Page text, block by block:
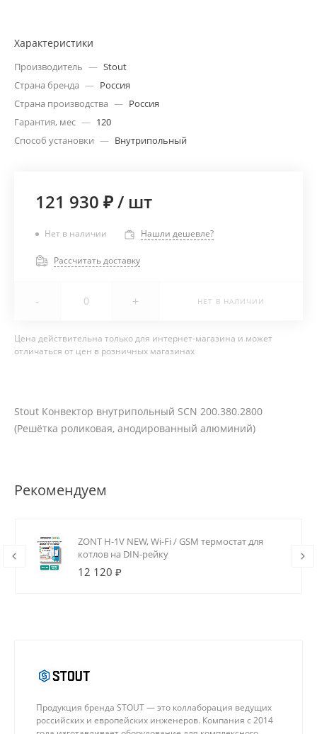
Характеристики
Производитель — Stout
Страна бренда — Россия
Страна производства — Россия
Гарантия, мес — 120
Способ установки — Внутрипольный
121 930 ₽/ шт
Нет в наличии Нашли дешевле?
Рассчитать доставку
- + НЕТ В НАЛИЧИИ
Цена действительна только для интернет-магазина и может
отличаться от цен в розничных магазинах
Stout Конвектор внутрипольный SCN 200.380.2800
(Решётка роликовая, анодированный алюминий)
Рекомендуем
ZONT H-1V NEW, Wi-Fi / GSM термостат для
котлов на DIN-рейку
12 120 ₽
Продукция бренда STOUT — это коллаборация ведущих
российских и европейских инженеров. Компания с 2014